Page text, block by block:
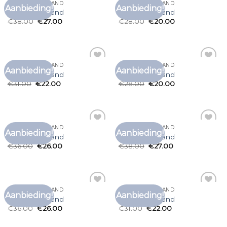
Aanbieding!
T SHIRT ROCK BAND
t shirt rock band
€38.00 €27.00
Aanbieding!
T SHIRT ROCK BAND
t shirt rock band
€28.00 €20.00
Aanbieding!
T SHIRT ROCK BAND
t shirt rock band
€31.00 €22.00
Aanbieding!
T SHIRT ROCK BAND
t shirt rock band
€28.00 €20.00
Aanbieding!
T SHIRT ROCK BAND
t shirt rock band
€36.00 €26.00
Aanbieding!
T SHIRT ROCK BAND
t shirt rock band
€38.00 €27.00
Aanbieding!
T SHIRT ROCK BAND
t shirt rock band
€36.00 €26.00
Aanbieding!
T SHIRT ROCK BAND
t shirt rock band
€31.00 €22.00